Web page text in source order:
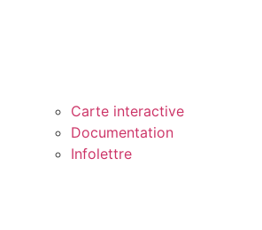
Carte interactive
Documentation
Infolettre